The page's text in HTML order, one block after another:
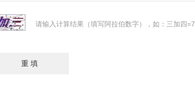
请输入计算结果（填写阿拉伯数字），如：三加四=7